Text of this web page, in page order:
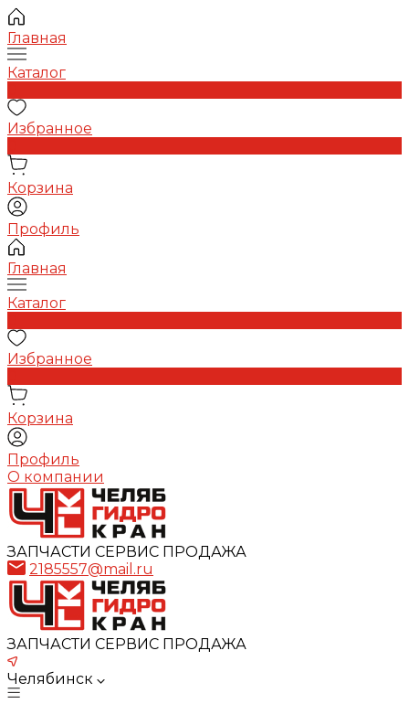
Главная
Каталог
Избранное
Корзина
Профиль
Главная
Каталог
Избранное
Корзина
Профиль
О компании
ЗАПЧАСТИ СЕРВИС ПРОДАЖА
2185557@mail.ru
ЗАПЧАСТИ СЕРВИС ПРОДАЖА
Челябинск